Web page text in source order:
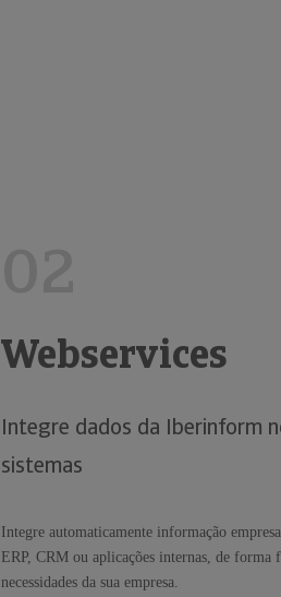
Webservices
Integre dados da Iberinform
sistemas
Integre automaticamente informação
ERP, CRM ou aplicações internas, de forma
necessidades da sua empresa.